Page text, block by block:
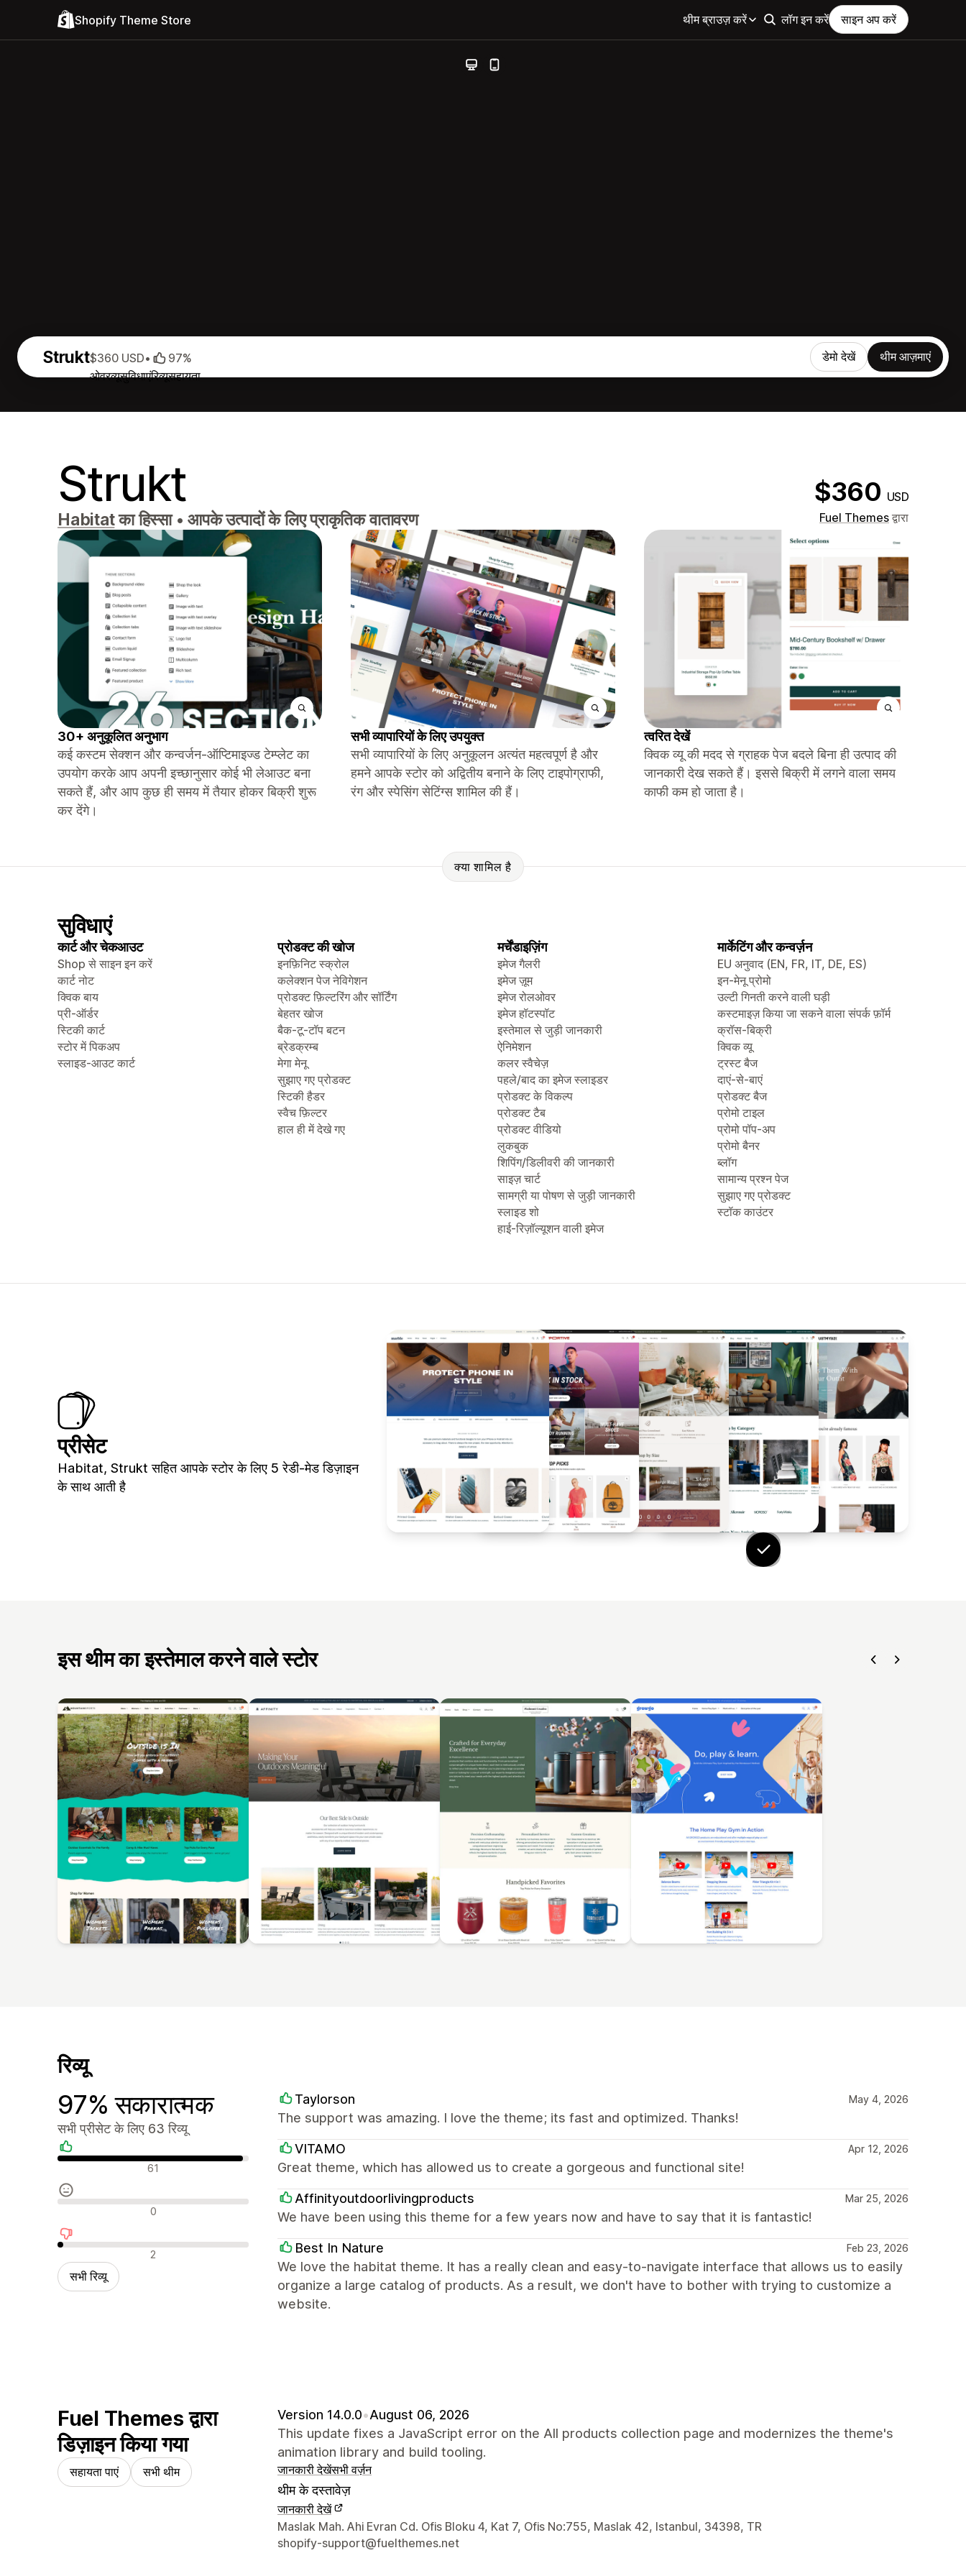
Shopify Theme Store थीम ब्राउज़ करें लॉग इन करें साइन अप करें
Strukt
ओवरव्यूसुविधाएंरिव्यूसहायता
$360 USD• 97% डेमो देखें थीम आज़माएं
Strukt $360 USD
Habitatका हिस्सा • आपके उत्पादों के लिए प्राकृतिक वातावरण Fuel Themes द्वारा
30+ अनुकूलित अनुभाग
कई कस्टम सेक्शन और कन्वर्जन-ऑप्टिमाइज्ड टेम्प्लेट का
उपयोग करके आप अपनी इच्छानुसार कोई भी लेआउट बना
सकते हैं, और आप कुछ ही समय में तैयार होकर बिक्री शुरू
कर देंगे।
सभी व्यापारियों के लिए उपयुक्त
सभी व्यापारियों के लिए अनुकूलन अत्यंत महत्वपूर्ण है और
हमने आपके स्टोर को अद्वितीय बनाने के लिए टाइपोग्राफी,
रंग और स्पेसिंग सेटिंग्स शामिल की हैं।
त्वरित देखें
क्विक व्यू की मदद से ग्राहक पेज बदले बिना ही उत्पाद की
जानकारी देख सकते हैं। इससे बिक्री में लगने वाला समय
काफी कम हो जाता है।
क्या शामिल है
सुविधाएं
कार्ट और चेकआउट
Shop से साइन इन करें
कार्ट नोट
क्विक बाय
प्री-ऑर्डर
स्टिकी कार्ट
स्टोर में पिकअप
स्लाइड-आउट कार्ट
प्रोडक्ट की खोज
इनफ़िनिट स्क्रोल
कलेक्शन पेज नेविगेशन
प्रोडक्ट फ़िल्टरिंग और सॉर्टिंग
बेहतर खोज
बैक-टू-टॉप बटन
ब्रेडक्रम्ब
मेगा मेनू
सुझाए गए प्रोडक्ट
स्टिकी हैडर
स्वैच फ़िल्टर
हाल ही में देखे गए
मर्चेंडाइज़िंग
इमेज गैलरी
इमेज ज़ूम
इमेज रोलओवर
इमेज हॉटस्पॉट
इस्तेमाल से जुड़ी जानकारी
ऐनिमेशन
कलर स्वैचेज़
पहले/बाद का इमेज स्लाइडर
प्रोडक्ट के विकल्प
प्रोडक्ट टैब
प्रोडक्ट वीडियो
लुकबुक
शिपिंग/डिलीवरी की जानकारी
साइज़ चार्ट
सामग्री या पोषण से जुड़ी जानकारी
स्लाइड शो
हाई-रिज़ॉल्यूशन वाली इमेज
मार्केटिंग और कन्वर्ज़न
EU अनुवाद (EN, FR, IT, DE, ES)
इन-मेनू प्रोमो
उल्टी गिनती करने वाली घड़ी
कस्टमाइज़ किया जा सकने वाला संपर्क फ़ॉर्म
क्रॉस-बिक्री
क्विक व्यू
ट्रस्ट बैज
दाएं-से-बाएं
प्रोडक्ट बैज
प्रोमो टाइल
प्रोमो पॉप-अप
प्रोमो बैनर
ब्लॉग
सामान्य प्रश्न पेज
सुझाए गए प्रोडक्ट
स्टॉक काउंटर
प्रीसेट
Habitat, Strukt सहित आपके स्टोर के लिए 5 रेडी-मेड डिज़ाइन
के साथ आती है
इस थीम का इस्तेमाल करने वाले स्टोर
रिव्यू
97% सकारात्मक
सभी प्रीसेट के लिए 63 रिव्यू
सकारात्मक रिव्यू 61
न्यूट्रल रिव्यू 0
नकारात्मक रिव्यू 2
सभी रिव्यू
Taylorson May 4, 2026
The support was amazing. I love the theme; its fast and optimized. Thanks!
VITAMO Apr 12, 2026
Great theme, which has allowed us to create a gorgeous and functional site!
Affinityoutdoorlivingproducts Mar 25, 2026
We have been using this theme for a few years now and have to say that it is fantastic!
Best In Nature Feb 23, 2026
We love the habitat theme. It has a really clean and easy-to-navigate interface that allows us to easily
organize a large catalog of products. As a result, we don't have to bother with trying to customize a
website.
Fuel Themes द्वारा
डिज़ाइन किया गया
सहायता पाएं सभी थीम
Version 14.0.0•August 06, 2026
This update fixes a JavaScript error on the All products collection page and modernizes the theme's
animation library and build tooling.
जानकारी देखेंसभी वर्ज़न
थीम के दस्तावेज़
जानकारी देखें
डिज़ाइनर के संपर्क की जानकारी
Maslak Mah. Ahi Evran Cd. Ofis Bloku 4, Kat 7, Ofis No:755, Maslak 42, Istanbul, 34398, TR
shopify-support@fuelthemes.net